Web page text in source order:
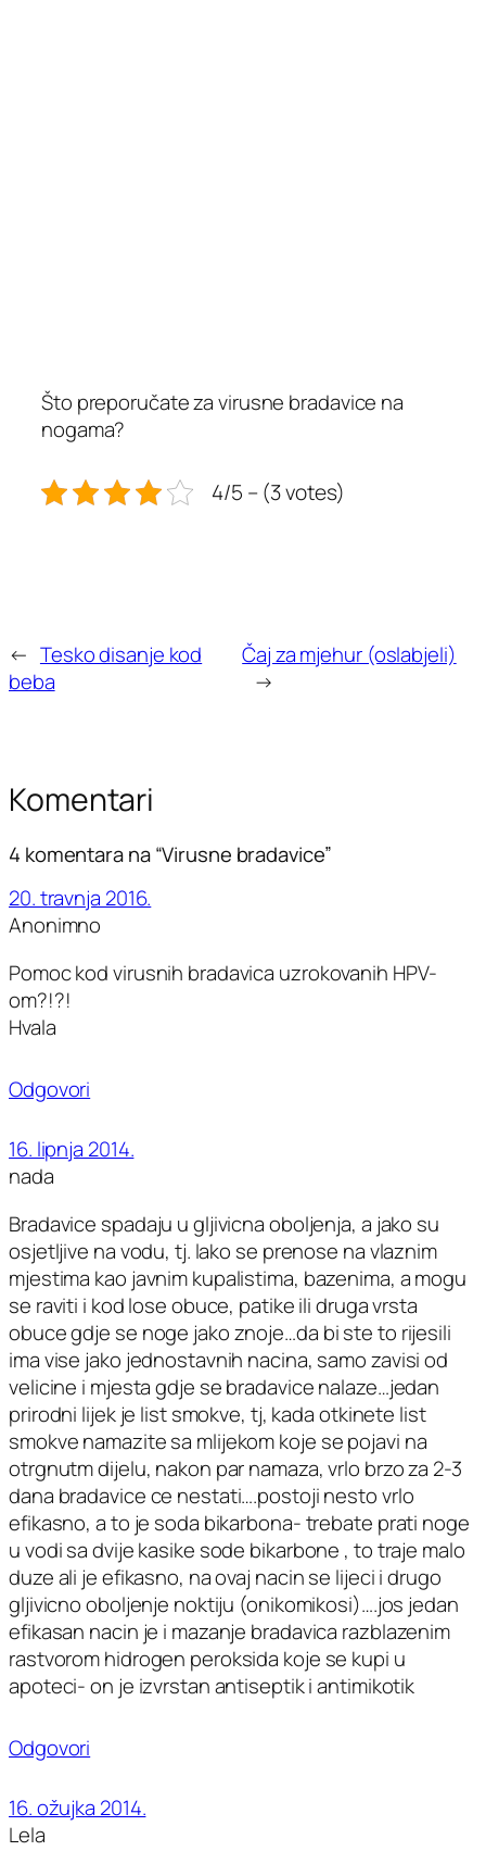
Što preporučate za virusne bradavice na
nogama?
4/5 – (3 votes)
← Tesko disanje kod
beba
Čaj za mjehur (oslabjeli)
→
Komentari
4 komentara na “Virusne bradavice”
20. travnja 2016.
Anonimno
Pomoc kod virusnih bradavica uzrokovanih HPV-
om?!?!
Hvala
Odgovori
16. lipnja 2014.
nada
Bradavice spadaju u gljivicna oboljenja, a jako su
osjetljive na vodu, tj. lako se prenose na vlaznim
mjestima kao javnim kupalistima, bazenima, a mogu
se raviti i kod lose obuce, patike ili druga vrsta
obuce gdje se noge jako znoje…da bi ste to rijesili
ima vise jako jednostavnih nacina, samo zavisi od
velicine i mjesta gdje se bradavice nalaze…jedan
prirodni lijek je list smokve, tj, kada otkinete list
smokve namazite sa mlijekom koje se pojavi na
otrgnutm dijelu, nakon par namaza, vrlo brzo za 2-3
dana bradavice ce nestati….postoji nesto vrlo
efikasno, a to je soda bikarbona- trebate prati noge
u vodi sa dvije kasike sode bikarbone , to traje malo
duze ali je efikasno, na ovaj nacin se lijeci i drugo
gljivicno oboljenje noktiju (onikomikosi)….jos jedan
efikasan nacin je i mazanje bradavica razblazenim
rastvorom hidrogen peroksida koje se kupi u
apoteci- on je izvrstan antiseptik i antimikotik
Odgovori
16. ožujka 2014.
Lela